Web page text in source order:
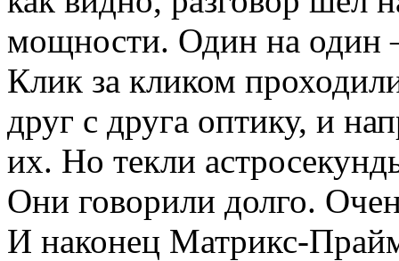
мощности. Один на один
Клик за кликом
друг с друга оптику, и
их. Но текли
Они говорили долго.
И наконец Матрикс-